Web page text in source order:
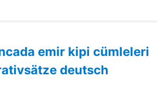
emir kipi cümleleri
deutsch